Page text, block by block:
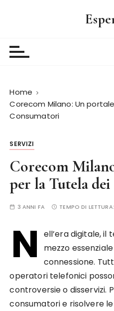
Home
Corecom Milano: Un
Consumatori
SERVIZI
Corecom
per la Tutela
3 ANNI FA TEMPO DI
N
ell’era digitale, il
mezzo
connessione.
operatori telefonici
controversie o disservizi.
consumatori e risolvere